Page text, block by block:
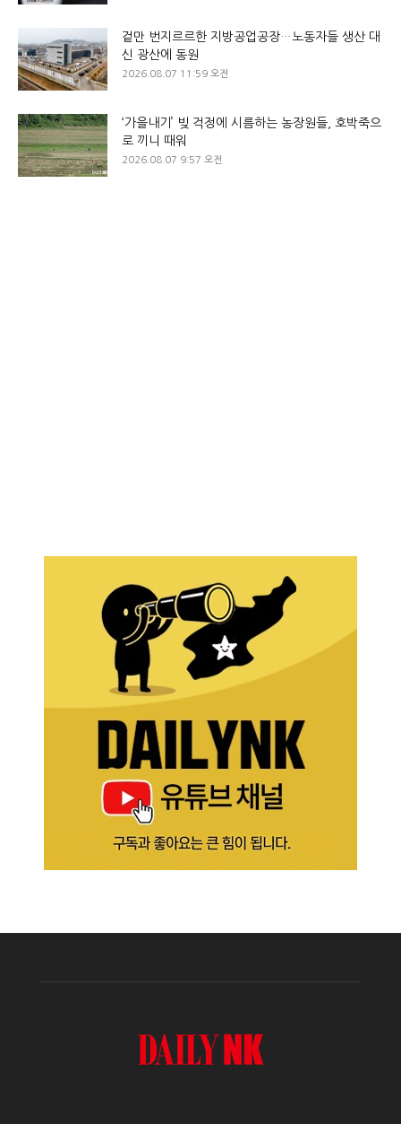
겉만 번지르르한 지방공업공장…노동자들 생산 대
신 광산에 동원
2026.08.07 11:59 오전
‘가을내기’ 빚 걱정에 시름하는 농장원들, 호박죽으
로 끼니 때워
2026.08.07 9:57 오전